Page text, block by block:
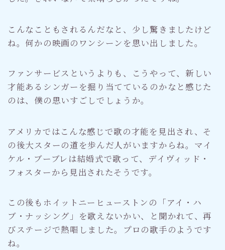
こんなこともされるんだなと、少し驚きましたけど
ね。何かの映画のワンシーンを思い出しました。
ファンサービスというよりも、こうやって、新しい
才能あるシンガーを掘り当てているのかなと感じた
のは、僕の思いすごしでしょうか。
アメリカではこんな感じで歌の才能を見出され、そ
の後大スターの道を歩んだ人がいますからね。マイ
ケル・ブーブレは結婚式で歌って、デイヴィッド・
フォスターから見出されたそうです。
この後もホイットニーヒューストンの「アイ・ハ
ブ・ナッシング」を歌えないかい、と聞かれて、再
びステージで熱唱しました。プロの歌手のようです
ね。